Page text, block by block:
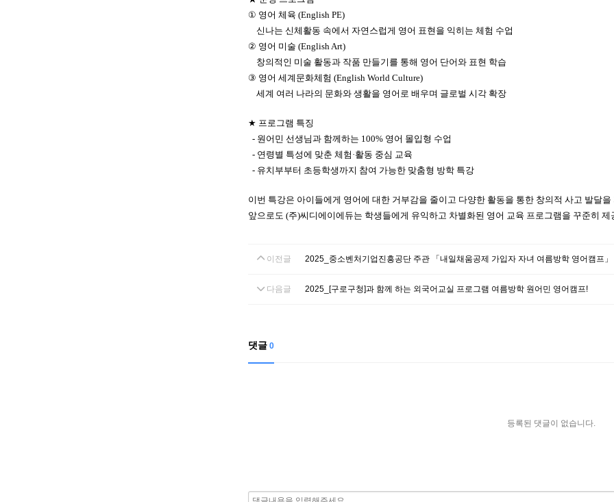
① 영어 체육 (English PE)
신나는 신체활동 속에서 자연스럽게 영어 표현을 익히는 체험 수업
② 영어 미술 (English Art)
창의적인 미술 활동과 작품 만들기를 통해 영어 단어와 표현 학습
③ 영어 세계문화체험 (English World Culture)
세계 여러 나라의 문화와 생활을 영어로 배우며 글로벌 시각 확장
★ 프로그램 특징
- 원어민 선생님과 함께하는 100% 영어 몰입형 수업
- 연령별 특성에 맞춘 체험 ·활동 중심 교육
- 유치부부터 초등학생까지 참여 가능한 맞춤형 방학 특강
이번 특강은 아이들에게 영어에 대한 거부감을 줄이고 다양한 활동을 통한 창의적 사고 발달
앞으로도 (주)씨디에이에듀는 학생들에게 유익하고 차별화된 영어 교육 프로그램을 꾸준히
이전글 2025_중소벤처기업진흥공단 주관 「내일채움공제 가입자 자녀 여름방학 영어캠프」
다음글 2025_[구로구청]과 함께 하는 외국어교실 프로그램 여름방학 원어민 영어캠프!
댓글 0
등록된 댓글이 없습니다.